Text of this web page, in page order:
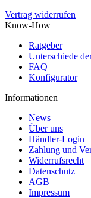
Vertrag widerrufen
Know-How
Ratgeber
Unterschiede
FAQ
Konfigurator
Informationen
News
Über uns
Händler-Login
Zahlung und
Widerrufsrecht
Datenschutz
AGB
Impressum